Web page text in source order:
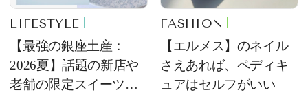
LIFESTYLE
【最強の銀座土産：
2026夏】話題の新店や
老舗の限定スイーツを
FASHION
【エルメス】のネイル
さえあれば、ペディキ
ュアはセルフがいい